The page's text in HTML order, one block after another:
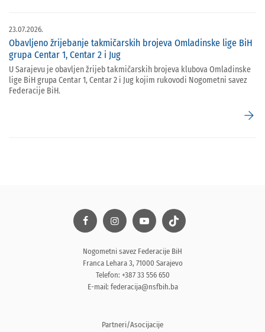
23.07.2026.
Obavljeno žrijebanje takmičarskih brojeva Omladinske lige BiH
grupa Centar 1, Centar 2 i Jug
U Sarajevu je obavljen žrijeb takmičarskih brojeva klubova Omladinske
lige BiH grupa Centar 1, Centar 2 i Jug kojim rukovodi Nogometni savez
Federacije BiH.
arrow_forward
Nogometni savez Federacije BiH
Franca Lehara 3, 71000 Sarajevo
Telefon: +387 33 556 650
E-mail: federacija@nsfbih.ba
Partneri/Asocijacije